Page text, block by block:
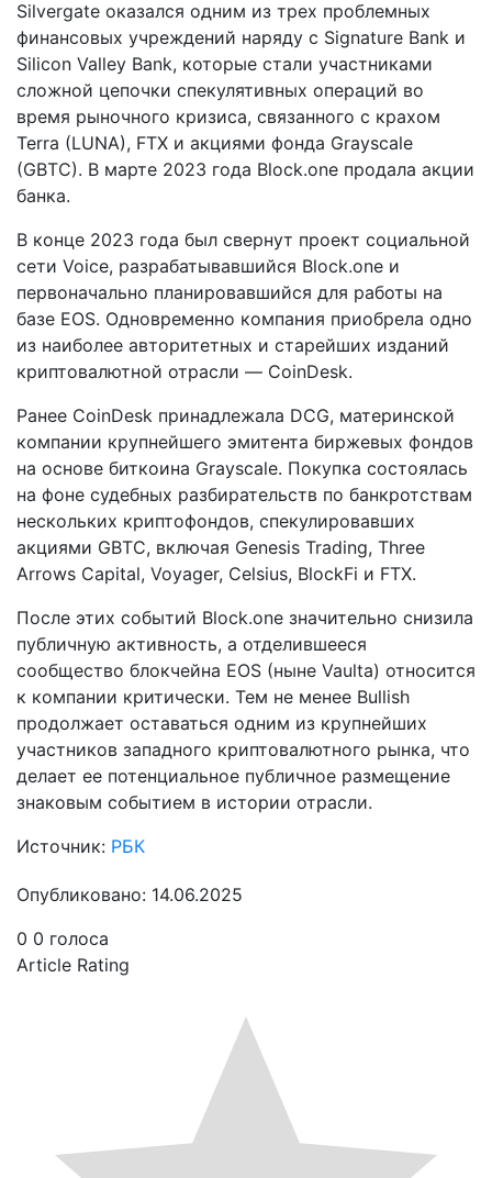
Silvergate оказался одним из трех проблемных
финансовых учреждений наряду с Signature Bank и
Silicon Valley Bank, которые стали участниками
сложной цепочки спекулятивных операций во
время рыночного кризиса, связанного с крахом
Terra (LUNA), FTX и акциями фонда Grayscale
(GBTC). В марте 2023 года Block.one продала акции
банка.
В конце 2023 года был свернут проект социальной
сети Voice, разрабатывавшийся Block.one и
первоначально планировавшийся для работы на
базе EOS. Одновременно компания приобрела одно
из наиболее авторитетных и старейших изданий
криптовалютной отрасли — CoinDesk.
Ранее CoinDesk принадлежала DCG, материнской
компании крупнейшего эмитента биржевых фондов
на основе биткоина Grayscale. Покупка состоялась
на фоне судебных разбирательств по банкротствам
нескольких криптофондов, спекулировавших
акциями GBTC, включая Genesis Trading, Three
Arrows Capital, Voyager, Celsius, BlockFi и FTX.
После этих событий Block.one значительно снизила
публичную активность, а отделившееся
сообщество блокчейна EOS (ныне Vaulta) относится
к компании критически. Тем не менее Bullish
продолжает оставаться одним из крупнейших
участников западного криптовалютного рынка, что
делает ее потенциальное публичное размещение
знаковым событием в истории отрасли.
Источник: РБК
Опубликовано: 14.06.2025
0 0 голоса
Article Rating